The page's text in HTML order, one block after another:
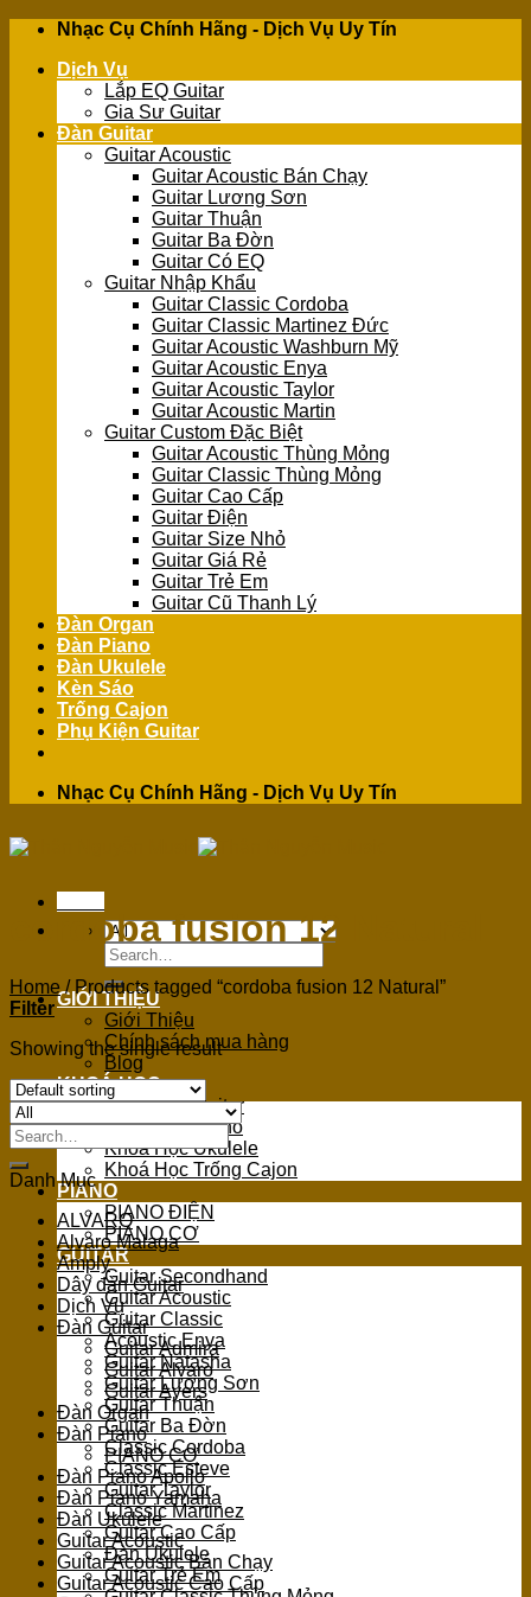
Skip
content
Nhạc Cụ Chính Hãng - Dịch Vụ Uy Tín
Dịch Vụ
Lắp EQ Guitar
Gia Sư Guitar
Đàn Guitar
Guitar Acoustic
Guitar Acoustic Bán Chạy
Guitar Lương Sơn
Guitar Thuận
Guitar Ba Đờn
Guitar Có EQ
Guitar Nhập Khẩu
Guitar Classic Cordoba
Guitar Classic Martinez Đức
Guitar Acoustic Washburn Mỹ
Guitar Acoustic Enya
Guitar Acoustic Taylor
Guitar Acoustic Martin
Guitar Custom Đặc Biệt
Guitar Acoustic Thùng Mỏng
Guitar Classic Thùng Mỏng
Guitar Cao Cấp
Guitar Điện
Guitar Size Nhỏ
Guitar Giá Rẻ
Guitar Trẻ Em
Guitar Cũ Thanh Lý
Đàn Organ
Đàn Piano
Đàn Ukulele
Kèn Sáo
Trống Cajon
Phụ Kiện Guitar
Nhạc Cụ Chính Hãng - Dịch Vụ Uy Tín
Search
for:
GIỚI THIỆU
Giới Thiệu
Chính sách mua hàng
Blog
KHOÁ HỌC
Khoá Học Guitar
Khoá Học Piano
Khoá Học Ukulele
Khoá Học Trống Cajon
PIANO
PIANO ĐIỆN
PIANO CƠ
GUITAR
Guitar Secondhand
Guitar Acoustic
Guitar Classic
Acoustic Enya
Guitar Natasha
Guitar Lương Sơn
Guitar Thuận
Guitar Ba Đờn
Classic Cordoba
Classic Esteve
Guitar Taylor
Classic Martinez
Guitar Cao Cấp
Đàn Ukulele
Guitar Trẻ Em
cordoba fusion 12 Natural
Home /Products tagged “cordoba fusion 12 Natural”
Filter
Showing the single result
Search
for:
Danh Mục
ALVARO
Alvaro Malaga
Amply
Dây đàn Guitar
Dịch Vụ
Đàn Guitar
Guitar Admira
Guitar Alvaro
Guitar Ayers
Đàn Organ
Đàn Piano
PIANO CƠ
Đàn Piano Apollo
Đàn Piano Yamaha
Đàn Ukulele
Guitar Acoustic
Guitar Acoustic Bán Chạy
Guitar Acoustic Cao Cấp